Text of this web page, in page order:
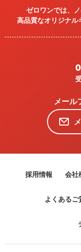
ゼロワンでは、
高品質なオリジナル
メール
採用情報 会社
よくあるご